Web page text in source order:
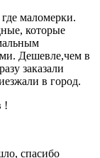
маломерки.
которые
Дешевле,чем в
заказали
в город.
!
спасибо